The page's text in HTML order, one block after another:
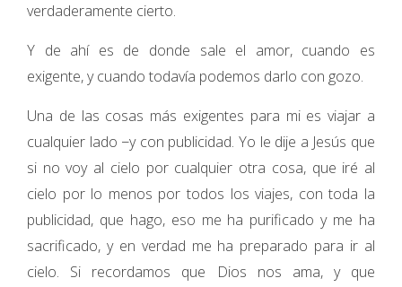
verdaderamente cierto.
Y de ahí es de donde sale el amor, cuando es
exigente, y cuando todavía podemos darlo con gozo.
Una de las cosas más exigentes para mi es viajar a
cualquier lado −y con publicidad. Yo le dije a Jesús que
si no voy al cielo por cualquier otra cosa, que iré al
cielo por lo menos por todos los viajes, con toda la
publicidad, que hago, eso me ha purificado y me ha
sacrificado, y en verdad me ha preparado para ir al
cielo. Si recordamos que Dios nos ama, y que